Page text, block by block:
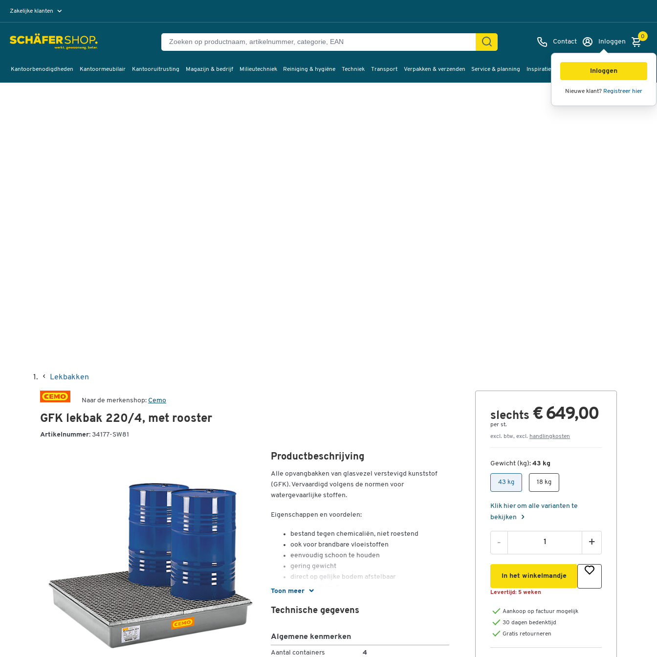
Zakelijke klanten
Contact Inloggen
Inloggen
Nieuwe klant? Registreer hier
0
Kantoorbenodigdheden Kantoormeubilair Kantooruitrusting Magazijn & bedrijf Milieutechniek Reiniging & hygiëne Techniek Transport Verpakken & verzenden Service & planning Inspiratie
Lekbakken
Naar de merkenshop: Cemo
GFK lekbak 220/4, met rooster
Artikelnummer: 34177-SW81
Toon meer
Productbeschrijving
Alle opvangbakken van glasvezel verstevigd kunststof
(GFK). Vervaardigd volgens de normen voor
watergevaarlijke stoffen.
Eigenschappen en voordelen:
bestand tegen chemicaliën, niet roestend
ook voor brandbare vloeistoffen
eenvoudig schoon te houden
gering gewicht
direct op gelijke bodem afstelbaar
standaardhars *
met of zonder rooster van verzinkt staal
inhoud: 220 liter
Technische gegevens
Algemene kenmerken
Aantal containers 4
slechts € 649,00
per st.
excl. btw, excl. handlingkosten
Gewicht (kg): 43 kg
43 kg 18 kg
Klik hier om alle varianten te
bekijken
- +
In het winkelmandje
Levertijd: 5 weken
Aankoop op factuur mogelijk
30 dagen bedenktijd
Gratis retourneren
Afbeeldingen Video's
360°
weergave